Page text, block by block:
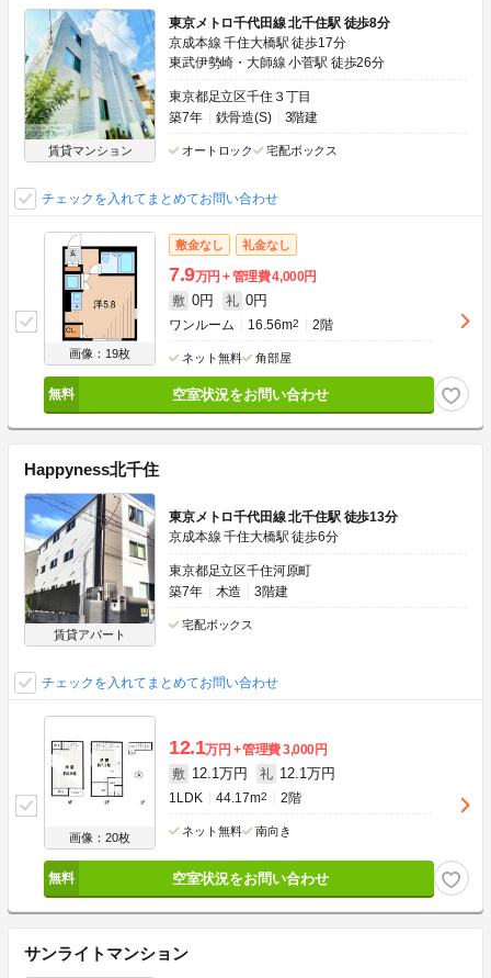
賃貸マンション
東京メトロ千代田線 北千住駅 徒歩8分
京成本線 千住大橋駅 徒歩17分
東武伊勢崎・大師線 小菅駅 徒歩26分
東京都足立区千住３丁目
築7年
鉄骨造(S) 3階建
オートロック 宅配ボックス
チェックを入れてまとめてお問い合わせ
画像：19枚
敷金なし 礼金なし
7.9万円 管理費4,000円
敷 0円 礼 0円
ワンルーム 16.56m2 2階
ネット無料 角部屋
空室状況をお問い合わせ
Happyness北千住
賃貸アパート
東京メトロ千代田線 北千住駅 徒歩13分
京成本線 千住大橋駅 徒歩6分
東京都足立区千住河原町
築7年
木造 3階建
宅配ボックス
チェックを入れてまとめてお問い合わせ
画像：20枚
12.1万円 管理費3,000円
敷 12.1万円 礼 12.1万円
1LDK 44.17m2 2階
ネット無料 南向き
空室状況をお問い合わせ
サンライトマンション